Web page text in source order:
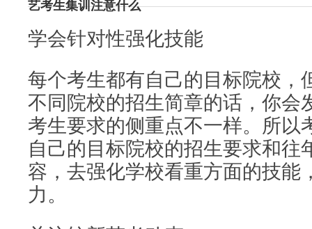
艺考生集训注意什么
学会针对性强化技能
每个考生都有自己的目标院校，
不同院校的招生简章的话，你会
考生要求的侧重点不一样。所以
自己的目标院校的招生要求和往
容，去强化学校看重方面的技能
力。